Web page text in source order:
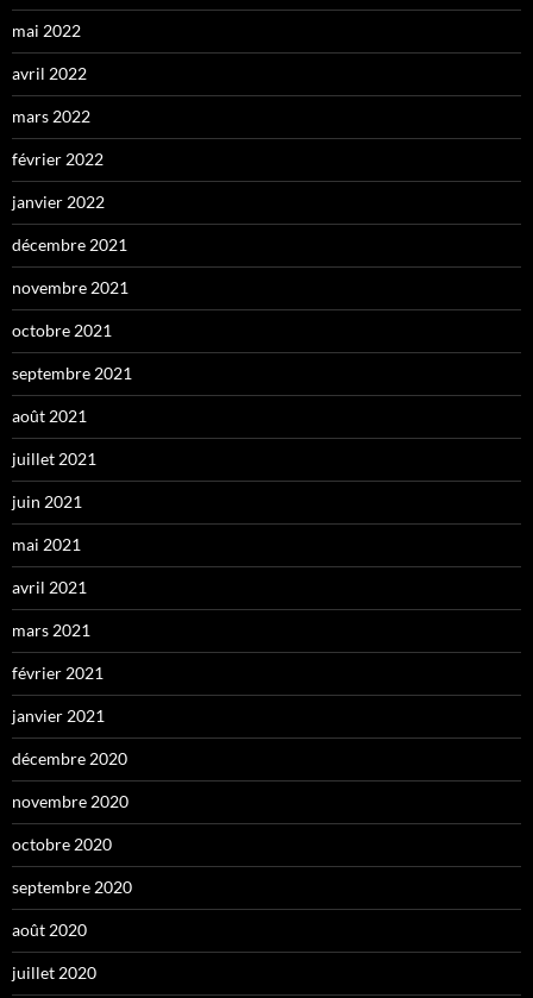
mai 2022
avril 2022
mars 2022
février 2022
janvier 2022
décembre 2021
novembre 2021
octobre 2021
septembre 2021
août 2021
juillet 2021
juin 2021
mai 2021
avril 2021
mars 2021
février 2021
janvier 2021
décembre 2020
novembre 2020
octobre 2020
septembre 2020
août 2020
juillet 2020